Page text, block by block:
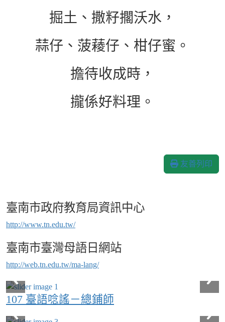
掘土、撒籽擱沃水，
蒜仔、菠薐仔、柑仔蜜。
擔待收成時，
攏係好料理。
友善列印
臺南市政府教育局資訊中心
http://www.tn.edu.tw/
臺南市臺灣母語日網站
http://web.tn.edu.tw/ma-lang/
107 臺語唸謠－總鋪師